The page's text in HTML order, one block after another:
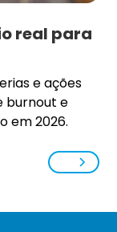
real para
e ações
burnout e
em 2026.